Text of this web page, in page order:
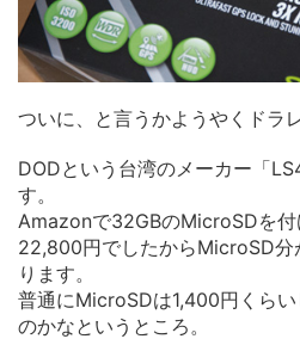
ついに、と言うかようやくドラ
DODという台湾のメーカー「
す。
Amazonで32GBのMicroSDを
22,800円でしたからMicroSD分
ります。
普通にMicroSDは1,400円くら
のかなというところ。